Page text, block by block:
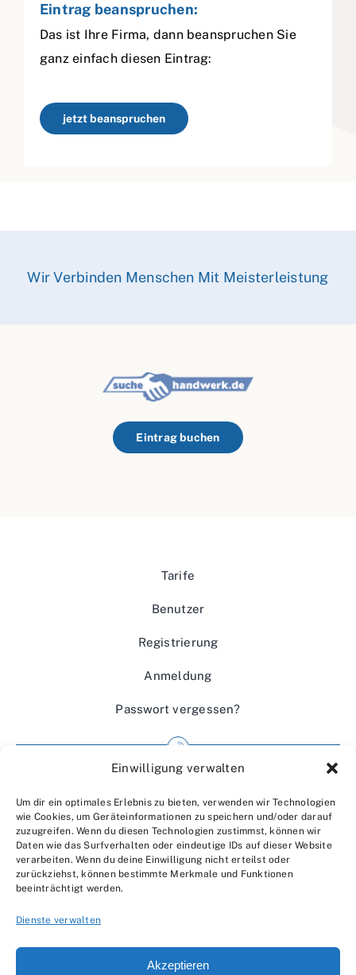
Einwilligung verwalten
Um dir ein optimales Erlebnis zu bieten, verwenden wir Technologien
wie Cookies, um Geräteinformationen zu speichern und/oder darauf
zuzugreifen. Wenn du diesen Technologien zustimmst, können wir
Daten wie das Surfverhalten oder eindeutige IDs auf dieser Website
verarbeiten. Wenn du deine Einwilligung nicht erteilst oder
zurückziehst, können bestimmte Merkmale und Funktionen
beeinträchtigt werden.
Dienste verwalten
Akzeptieren
Eintrag beanspruchen:
Das ist Ihre Firma, dann beanspruchen Sie
ganz einfach diesen Eintrag:
jetzt beanspruchen
Wir Verbinden Menschen Mit Meisterleistung
Eintrag buchen
Tarife
Benutzer
Registrierung
Anmeldung
Passwort vergessen?
Wir über uns
Kontakt
Datenschutzerklärung